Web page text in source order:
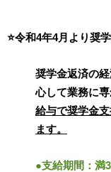
⭐️令和4年4月より奨
奨学金返済の
心して業務に
給与で奨学金
ます。
●支給期間：満